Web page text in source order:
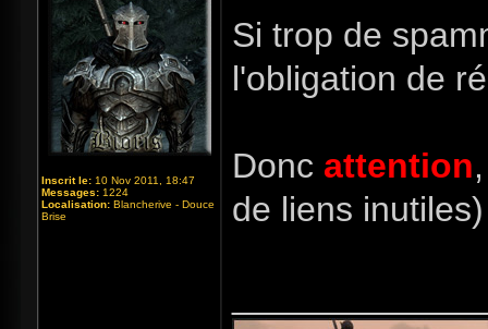
Inscrit le: 10 Nov 2011, 18:47
Messages: 1224
Localisation: Blancherive - Douce
Brise
Si trop de
l'obligation de
Donc attention
de liens